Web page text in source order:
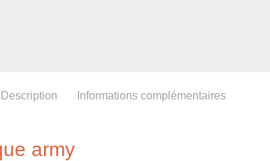
Description Informations complémentaires
army